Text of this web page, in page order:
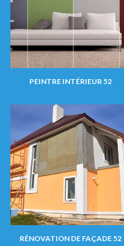
PEINTRE INTÉRIEUR 52
RÉNOVATION DE FAÇADE 52